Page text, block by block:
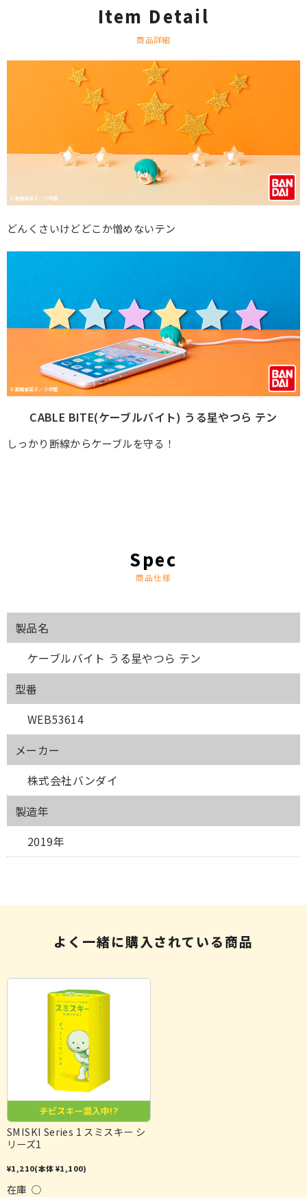
Item Detail
商品詳細
どんくさいけどどこか憎めないテン
CABLE BITE(ケーブルバイト) うる星やつら テン
しっかり断線からケーブルを守る！
商品仕様
製品名
ケーブルバイト うる星やつら テン
型番
WEB53614
メーカー
株式会社バンダイ
製造年
2019年
よく一緒に購入されている商品
SMISKI Series 1 スミスキー シ
リーズ1
¥1,210(本体 ¥1,100)
在庫 ○